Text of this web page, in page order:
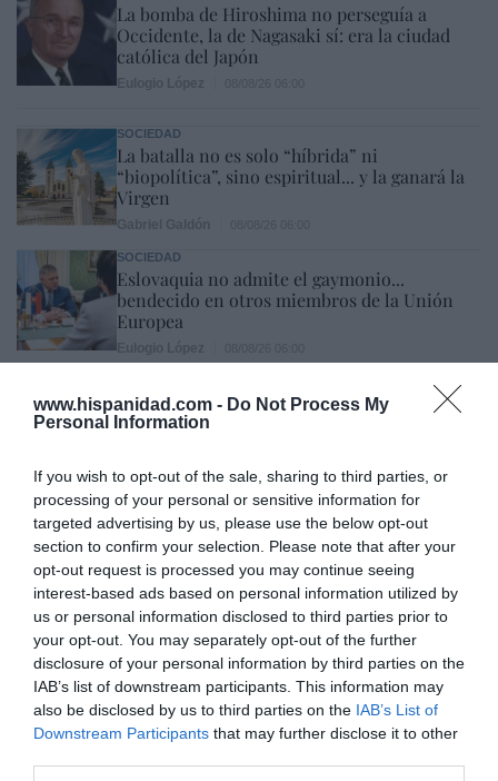
www.hispanidad.com - Do Not Process My
Personal Information
If you wish to opt-out of the sale, sharing to third parties, or
processing of your personal or sensitive information for
targeted advertising by us, please use the below opt-out
section to confirm your selection. Please note that after your
opt-out request is processed you may continue seeing
interest-based ads based on personal information utilized by
us or personal information disclosed to third parties prior to
your opt-out. You may separately opt-out of the further
disclosure of your personal information by third parties on the
IAB’s list of downstream participants. This information may
also be disclosed by us to third parties on the IAB’s List of
Downstream Participants that may further disclose it to other
La bomba de Hiroshima no perseguía a
Occidente, la de Nagasaki sí: era la ciudad
católica del Japón
SOCIEDAD
La batalla no es solo “híbrida” ni
“biopolítica”, sino espiritual... y la ganará la
Virgen
SOCIEDAD
Eslovaquia no admite el gaymonio...
bendecido en otros miembros de la Unión
Europea
Marcelo Gullo: “El trabajo de desmitificar la
historia, de poner la verdadera, de
desmontar la falsificación, es un trabajo
cristiano"
por Hispanidad
Artículos anteriores
DIARIO DE LA CORRUPCIÓN SANCHISTA
Diario de la corrupción sanchista. Hazte
Oír se manifiesta delante de La Mareta:
“Pedro Sánchez es un criminal”